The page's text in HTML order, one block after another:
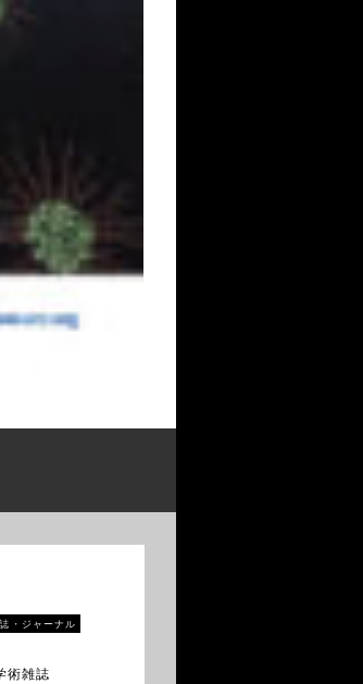
・ジャーナル
術雑誌